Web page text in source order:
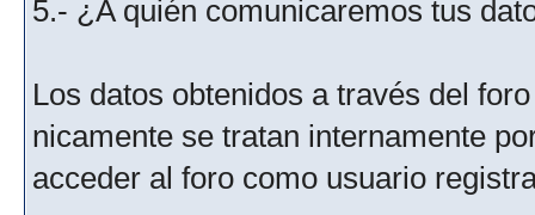
5.- ¿A quién comunicaremos tus
Los datos obtenidos a través del
nicamente se tratan internamente
acceder al foro como usuario